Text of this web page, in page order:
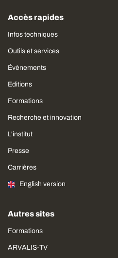
Accès rapides
Infos techniques
Outils et services
Évènements
Editions
Formations
Recherche et innovation
L'institut
Presse
Carrières
English version
Autres sites
Formations
ARVALIS-TV